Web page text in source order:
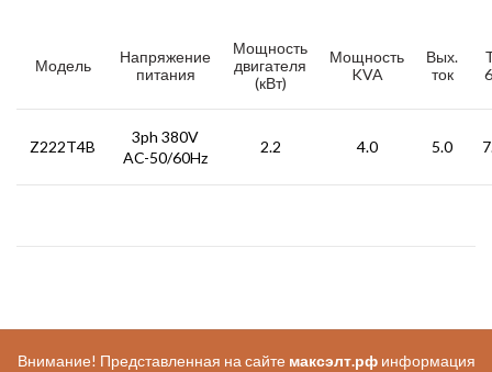
Модель
Напряжение
питания
Мощность
двигателя
(кВт)
Мощность
KVA
Вых.
ток
Z222T4B
3ph 380V
AC-50/60Hz
2.2 4.0 5.0
Внимание! Представленная на сайте максэлт.рфинформация